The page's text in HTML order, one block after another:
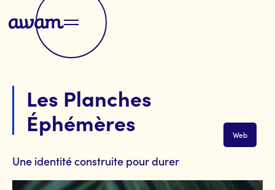
Les Planches
Éphémères
Web
Une identité construite pour durer